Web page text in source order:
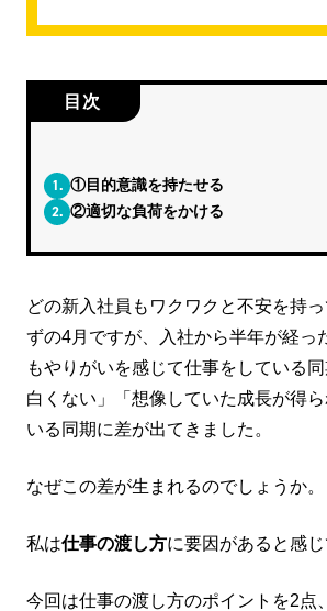
目次
1. ①目的意識を持たせる
2. ②適切な負荷をかける
どの新入社員もワクワクと不安を持
ずの4月ですが、入社から半年が経っ
もやりがいを感じて仕事をしている
白くない」「想像していた成長が得
いる同期に差が出てきました。
なぜこの差が生まれるのでしょうか。
私は仕事の渡し方に要因があると感じ
今回は仕事の渡し方のポイントを2点